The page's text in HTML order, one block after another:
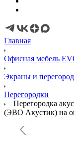
Главная
Офисная мебель
Экраны и
Перегородки
Перегородка
(ЭВО Акустик) на